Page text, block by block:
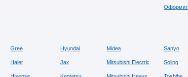
Gree Hyundai Midea Sanyo
Haier Jax Mitsubishi Electric Soling